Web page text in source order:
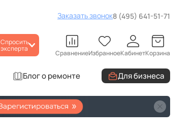
Заказать звонок8 (495) 641-51-71
Спросить
эксперта СравнениеИзбранноеКабинетКорзина
Блог о ремонте Для бизнеса